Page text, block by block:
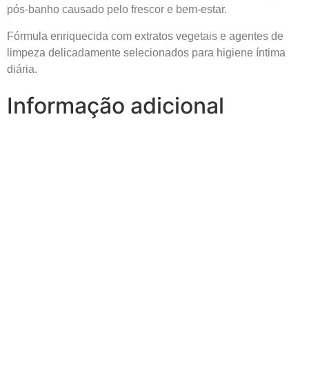
pós-banho causado pelo frescor e bem-estar.
Fórmula enriquecida com extratos vegetais e agentes de
limpeza delicadamente selecionados para higiene íntima
diária.
Informação adicional